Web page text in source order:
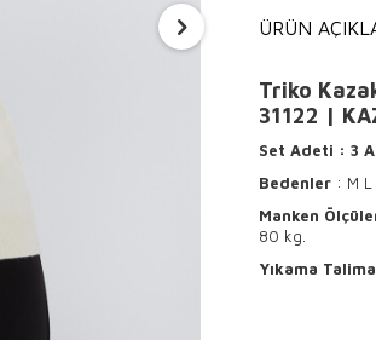
ÜRÜN
Triko
31122 |
Set Adeti : 3
Bedenler : M L
Manken
80 kg.
Yıkama
Ürünün